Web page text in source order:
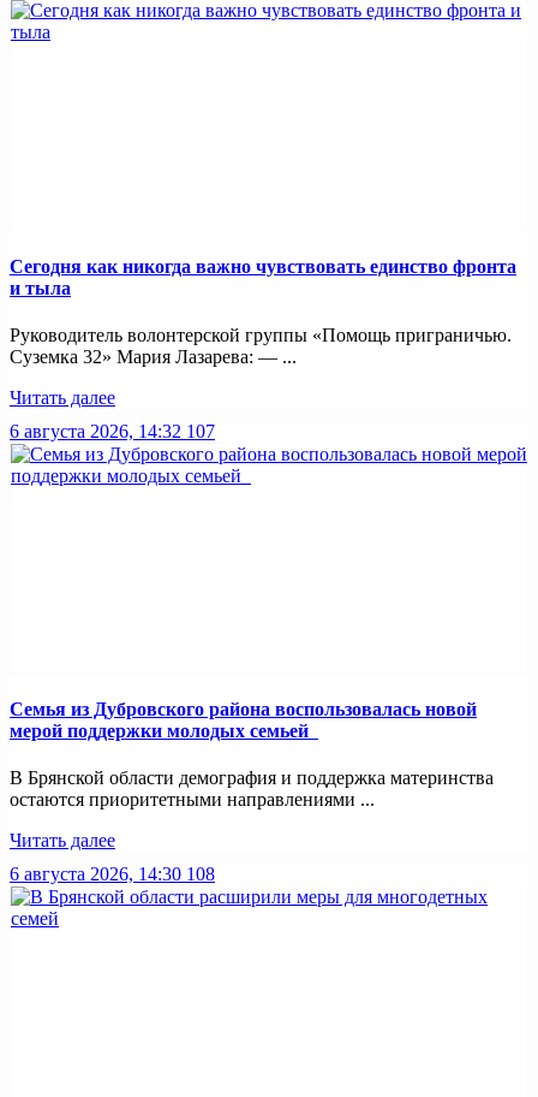
Сегодня как никогда важно чувствовать единство фронта
и тыла
Руководитель волонтерской группы «Помощь приграничью.
Суземка 32» Мария Лазарева: — ...
Читать далее
6 августа 2026, 14:32 107
Семья из Дубровского района воспользовалась новой
мерой поддержки молодых семьей
В Брянской области демография и поддержка материнства
остаются приоритетными направлениями ...
Читать далее
6 августа 2026, 14:30 108